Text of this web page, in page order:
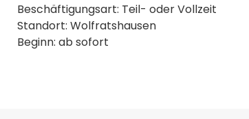
Beschäftigungsart: Teil- oder Vollzeit
Standort: Wolfratshausen
Beginn: ab sofort